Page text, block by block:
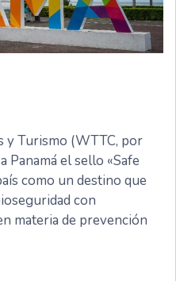
y Turismo (WTTC, por
Panamá el sello «Safe
como un destino que
con
materia de prevención